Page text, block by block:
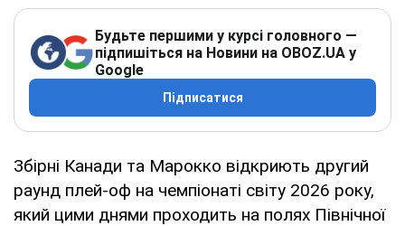
Будьте першими у курсі головного —
підпишіться на Новини на OBOZ.UA у
Google
Підписатися
Збірні Канади та Марокко відкриють другий
раунд плей-оф на чемпіонаті світу 2026 року,
який цими днями проходить на полях Північної